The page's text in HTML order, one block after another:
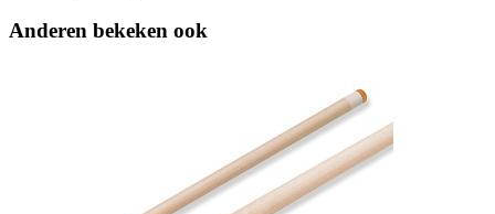
Anderen bekeken ook